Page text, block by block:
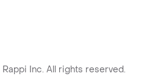
Rappi Inc. All rights reserved.